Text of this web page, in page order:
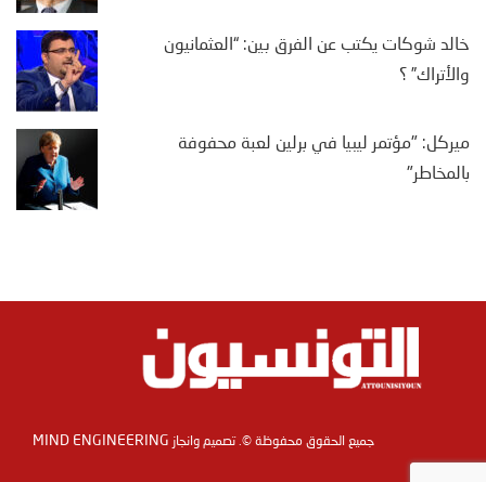
خالد شوكات يكتب عن الفرق بين: “العثمانيون
والأتراك” ؟
ميركل: "مؤتمر ليبيا في برلين لعبة محفوفة
بالمخاطر"
جميع الحقوق محفوظة ©. تصميم وانجاز MIND ENGINEERING